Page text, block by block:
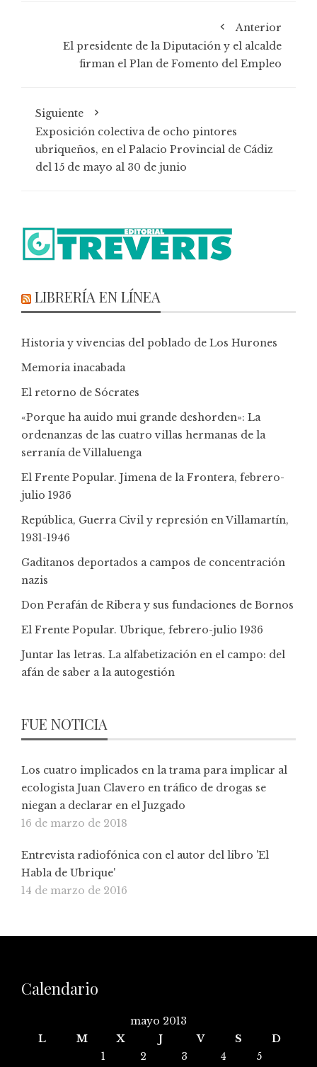
Anterior
El presidente de la Diputación y el alcalde
firman el Plan de Fomento del Empleo
Siguiente
Exposición colectiva de ocho pintores
ubriqueños, en el Palacio Provincial de Cádiz
del 15 de mayo al 30 de junio
LIBRERÍA EN LÍNEA
Historia y vivencias del poblado de Los Hurones
Memoria inacabada
El retorno de Sócrates
«Porque ha auido mui grande deshorden»: La
ordenanzas de las cuatro villas hermanas de la
serranía de Villaluenga
El Frente Popular. Jimena de la Frontera, febrero-
julio 1936
República, Guerra Civil y represión en Villamartín,
1931-1946
Gaditanos deportados a campos de concentración
nazis
Don Perafán de Ribera y sus fundaciones de Bornos
El Frente Popular. Ubrique, febrero-julio 1936
Juntar las letras. La alfabetización en el campo: del
afán de saber a la autogestión
FUE NOTICIA
Los cuatro implicados en la trama para implicar al
ecologista Juan Clavero en tráfico de drogas se
niegan a declarar en el Juzgado
16 de marzo de 2018
Entrevista radiofónica con el autor del libro 'El
Habla de Ubrique'
14 de marzo de 2016
Calendario
mayo 2013
L
M X J V S
D
1
2 3 4
5